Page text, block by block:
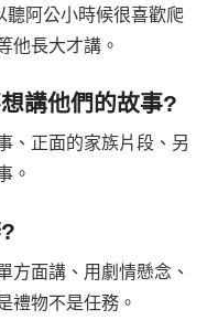
聽阿公小時候很喜歡爬
他長大才講。
講他們的故事?
、正面的家族片段、另
。
方面講、用劇情懸念、
禮物不是任務。